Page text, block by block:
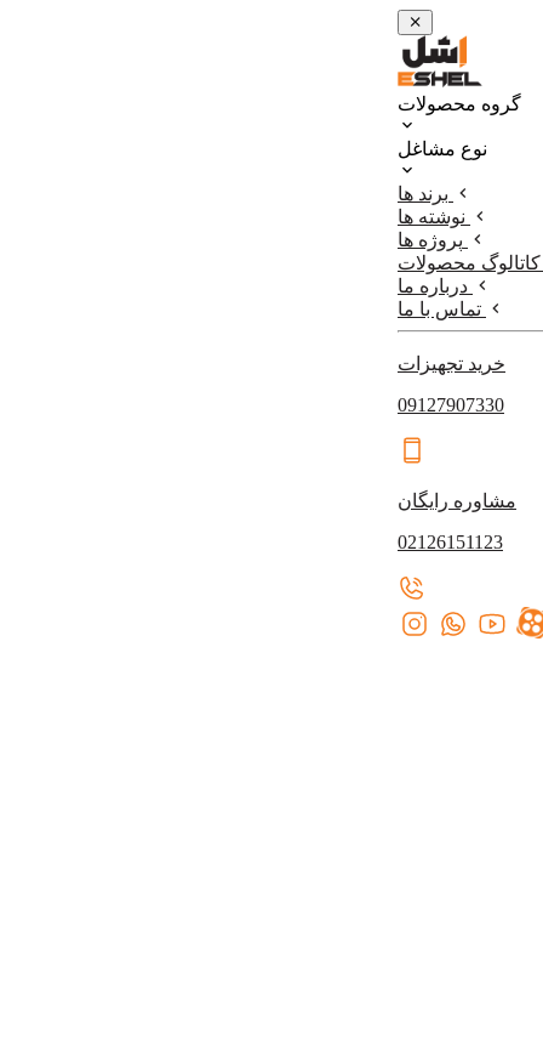
گروه محصولات
نوع مشاغل
برند ها
نوشته ها
پروژه ها
کاتالوگ محصولات
درباره ما
تماس با ما
خرید تجهیزات
09127907330
مشاوره رایگان
02126151123